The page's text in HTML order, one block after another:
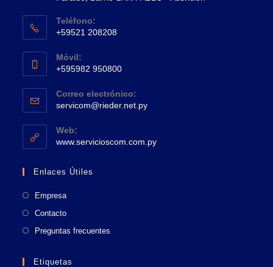
abre
una
nueva
Teléfono:
+59521 208208
abre
en
tu
aplicación
Móvil:
+595982 950800
abre
en
tu
aplicación
Correo electrónico:
servicom@rieder.net.pySe
aplicación
Web:
www.servicioscom.com.pySe
Enlaces Útiles
Empresa
Contacto
Preguntas frecuentes
Etiquetas